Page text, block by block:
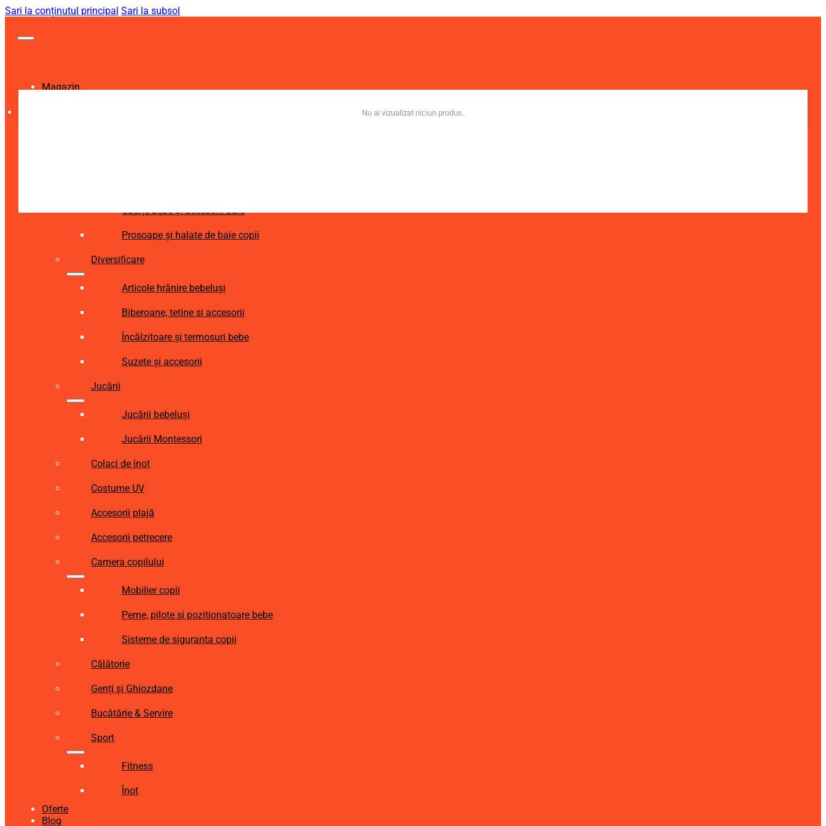
Sari la conținutul principal Sari la subsol
Magazin
Cădițe bebe și accesorii baie
Prosoape și halate de baie copii
Diversificare
Articole hrănire bebeluși
Biberoane, tetine si accesorii
Încălzitoare și termosuri bebe
Suzete și accesorii
Jucării
Jucării bebeluși
Jucării Montessori
Colaci de înot
Costume UV
Accesorii plajă
Accesorii petrecere
Camera copilului
Mobilier copii
Perne, pilote si pozitionatoare bebe
Sisteme de siguranta copii
Călătorie
Genți și Ghiozdane
Bucătărie & Servire
Sport
Fitness
Înot
Oferte
Blog
Nu ai vizualizat niciun produs.